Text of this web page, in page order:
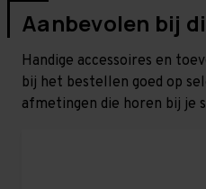
Aanbevolen bij
Handige accessoires en
bij het bestellen goed op
afmetingen die horen bij je